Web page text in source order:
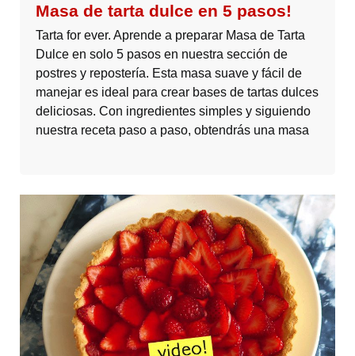
Masa de tarta dulce en 5 pasos!
Tarta for ever. Aprende a preparar Masa de Tarta
Dulce en solo 5 pasos en nuestra sección de
postres y repostería. Esta masa suave y fácil de
manejar es ideal para crear bases de tartas dulces
deliciosas. Con ingredientes simples y siguiendo
nuestra receta paso a paso, obtendrás una masa